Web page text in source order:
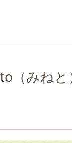
（みね